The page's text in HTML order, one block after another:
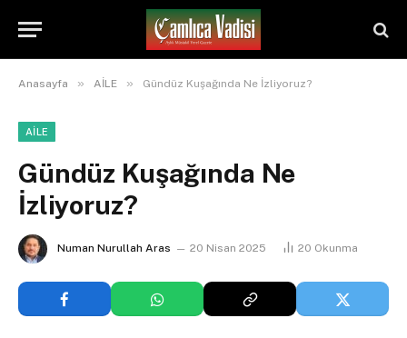
Anasayfa » AİLE » Gündüz Kuşağında Ne İzliyoruz?
AİLE
Gündüz Kuşağında Ne
İzliyoruz?
Numan Nurullah Aras 20 Nisan 2025 20 Okunma